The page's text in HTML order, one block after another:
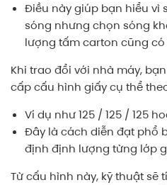
Điều này giúp bạn hiểu vì
sóng nhưng chọn sóng
lượng tấm carton cũng có
Khi trao đổi với nhà máy,
cấp cấu hình giấy cụ thể
Ví dụ như 125 / 125 / 125
Đây là cách diễn đạt phổ
định định lượng từng lớp
Từ cấu hình này, kỹ thuật sẽ